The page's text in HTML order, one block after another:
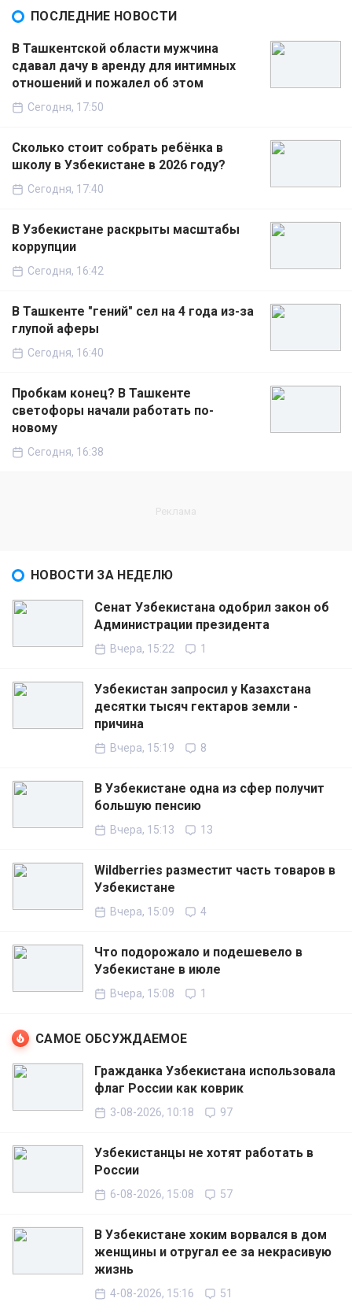
ПОСЛЕДНИЕ НОВОСТИ
В Ташкентской области мужчина
сдавал дачу в аренду для интимных
отношений и пожалел об этом
Сегодня, 17:50
Сколько стоит собрать ребёнка в
школу в Узбекистане в 2026 году?
Сегодня, 17:40
В Узбекистане раскрыты масштабы
коррупции
Сегодня, 16:42
В Ташкенте "гений" сел на 4 года из-за
глупой аферы
Сегодня, 16:40
Пробкам конец? В Ташкенте
светофоры начали работать по-
новому
Сегодня, 16:38
НОВОСТИ ЗА НЕДЕЛЮ
Сенат Узбекистана одобрил закон об
Администрации президента
Вчера, 15:22 1
Узбекистан запросил у Казахстана
десятки тысяч гектаров земли -
причина
Вчера, 15:19 8
В Узбекистане одна из сфер получит
большую пенсию
Вчера, 15:13 13
Wildberries разместит часть товаров в
Узбекистане
Вчера, 15:09 4
Что подорожало и подешевело в
Узбекистане в июле
Вчера, 15:08 1
САМОЕ ОБСУЖДАЕМОЕ
Гражданка Узбекистана использовала
флаг России как коврик
3-08-2026, 10:18 97
Узбекистанцы не хотят работать в
России
6-08-2026, 15:08 57
В Узбекистане хоким ворвался в дом
женщины и отругал ее за некрасивую
жизнь
4-08-2026, 15:16 51